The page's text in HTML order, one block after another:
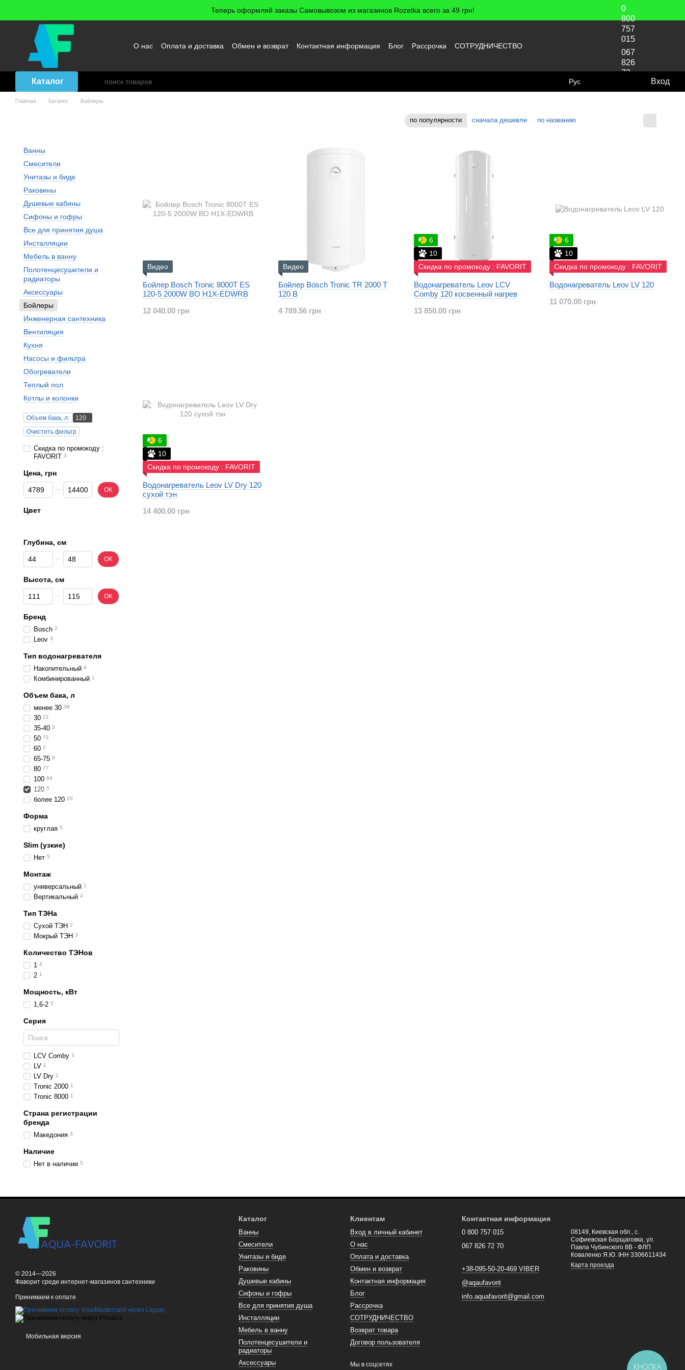
Теперь оформляй заказы Самовывозом из магазинов Rozetka всего за 49 грн!
О нас Оплата и доставка Обмен и возврат Контактная информация Блог Рассрочка
СОТРУДНИЧЕСТВО
0
800
757
015
067
826
72
Каталог Рус Вход
Главная Каталог Бойлеры
по популярности сначала дешевле по названию
Видео
Бойлер Bosch Tronic 8000T ES
120-5 2000W BO H1X-EDWRB
12 040.00 грн
Видео
Бойлер Bosch Tronic TR 2000 T
120 B
4 789.56 грн
6
10
Скидка по промокоду : FAVORIT
Водонагреватель Leov LCV
Comby 120 косвенный нагрев
13 850.00 грн
6
10
Скидка по промокоду : FAVORIT
Водонагреватель Leov LV 120
11 070.00 грн
6
10
Скидка по промокоду : FAVORIT
Водонагреватель Leov LV Dry 120
сухой тэн
14 400.00 грн
Ванны
Смесители
Унитазы и биде
Раковины
Душевые кабины
Сифоны и гофры
Все для принятия душа
Инсталляции
Мебель в ванну
Полотенцесушители и
радиаторы
Аксессуары
Бойлеры
Инженерная сантехника
Вентиляция
Кухня
Насосы и фильтра
Обогреватели
Теплый пол
Котлы и колонки
Объем бака, л:
120
Очистить фильтр
Скидка по промокоду :
FAVORIT 3
Цена, грн
От Цена, грн
До Цена, грн OK
Цвет
Глубина, см
От Глубина, см
До Глубина, см OK
Высота, см
От Высота, см
До Высота, см OK
Бренд
Bosch 2
Leov 3
Тип водонагревателя
Накопительный 4
Комбинированный 1
Объем бака, л
менее 30 38
30 21
35-40 3
50 72
60 2
65-75 9
80 77
100 64
120 5
более 120 20
Форма
круглая 5
Slim (узкие)
Нет 5
Монтаж
универсальный 1
Вертикальный 4
Тип ТЭНа
Сухой ТЭН 2
Мокрый ТЭН 3
Количество ТЭНов
1 4
2 1
Мощность, кВт
1,6-2 5
Серия
LCV Comby 1
LV 1
LV Dry 1
Tronic 2000 1
Tronic 8000 1
Страна регистрации
бренда
Македония 3
Наличие
Нет в наличии 5
© 2014—2026
Фаворит среди интернет-магазинов сантехники
Принимаем к оплате
Мобильная версия
Каталог
Ванны
Смесители
Унитазы и биде
Раковины
Душевые кабины
Сифоны и гофры
Все для принятия душа
Инсталляции
Мебель в ванну
Полотенцесушители и
радиаторы
Аксессуары
Клиентам
Вход в личный кабинет
О нас
Оплата и доставка
Обмен и возврат
Контактная информация
Блог
Рассрочка
СОТРУДНИЧЕСТВО
Возврат товара
Договор пользователя
Мы в соцсетях
Контактная информация
0 800 757 015
067 826 72 70
+38-095-50-20-469 VIBER
@aqaufavorit
info.aquafavorit@gmail.com
08149, Киевская обл., с.
Софиевская Борщаговка, ул.
Павла Чубинского 8В - ФЛП
Коваленко Я.Ю. ІНН 3306611434
Карта проезда